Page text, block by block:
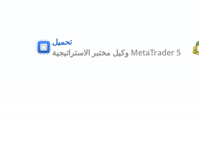
تحميل
وكيل مختبر الاستراتيجية MetaTrader 5